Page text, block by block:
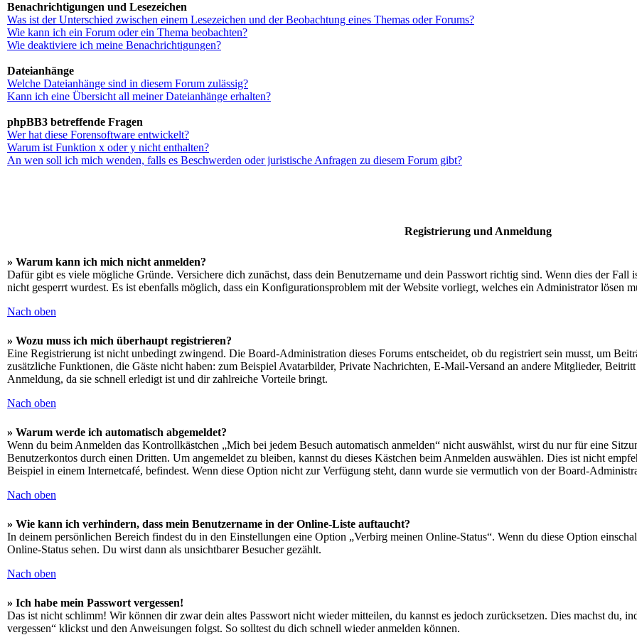
Benachrichtigungen und Lesezeichen
Was ist der Unterschied zwischen einem Lesezeichen und der Beobachtung eines Themas oder Forums?
Wie kann ich ein Forum oder ein Thema beobachten?
Wie deaktiviere ich meine Benachrichtigungen?
Dateianhänge
Welche Dateianhänge sind in diesem Forum zulässig?
Kann ich eine Übersicht all meiner Dateianhänge erhalten?
phpBB3 betreffende Fragen
Wer hat diese Forensoftware entwickelt?
Warum ist Funktion x oder y nicht enthalten?
An wen soll ich mich wenden, falls es Beschwerden oder juristische Anfragen zu diesem Forum gibt?
Registrierung und Anmeldung
» Warum kann ich mich nicht anmelden?
Dafür gibt es viele mögliche Gründe. Versichere dich zunächst, dass dein Benutzername und dein Passwort richtig sind. Wenn dies der
nicht gesperrt wurdest. Es ist ebenfalls möglich, dass ein Konfigurationsproblem mit der Website vorliegt, welches ein Administrator lösen
Nach oben
» Wozu muss ich mich überhaupt registrieren?
Eine Registrierung ist nicht unbedingt zwingend. Die Board-Administration dieses Forums entscheidet, ob du registriert sein musst, um
zusätzliche Funktionen, die Gäste nicht haben: zum Beispiel Avatarbilder, Private Nachrichten, E-Mail-Versand an andere Mitglieder,
Anmeldung, da sie schnell erledigt ist und dir zahlreiche Vorteile bringt.
Nach oben
» Warum werde ich automatisch abgemeldet?
Wenn du beim Anmelden das Kontrollkästchen „Mich bei jedem Besuch automatisch anmelden“ nicht auswählst, wirst du nur für eine
Benutzerkontos durch einen Dritten. Um angemeldet zu bleiben, kannst du dieses Kästchen beim Anmelden auswählen. Dies ist nicht
Beispiel in einem Internetcafé, befindest. Wenn diese Option nicht zur Verfügung steht, dann wurde sie vermutlich von der Board-
Nach oben
» Wie kann ich verhindern, dass mein Benutzername in der Online-Liste auftaucht?
In deinem persönlichen Bereich findest du in den Einstellungen eine Option „Verbirg meinen Online-Status“. Wenn du diese Option
Online-Status sehen. Du wirst dann als unsichtbarer Besucher gezählt.
Nach oben
» Ich habe mein Passwort vergessen!
Das ist nicht schlimm! Wir können dir zwar dein altes Passwort nicht wieder mitteilen, du kannst es jedoch zurücksetzen. Dies machst du,
vergessen“ klickst und den Anweisungen folgst. So solltest du dich schnell wieder anmelden können.